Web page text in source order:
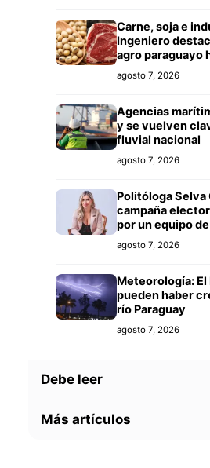
Carne, soja e
Ingeniero
agro paraguayo
mercados
agosto 7, 2026
Agencias
y se vuelven
fluvial nacional
agosto 7, 2026
Politóloga Selva
campaña
por un equipo
agosto 7, 2026
Meteorología: El
pueden haber
río Paraguay
agosto 7, 2026
Debe leer
Tecnología y
Más artículos